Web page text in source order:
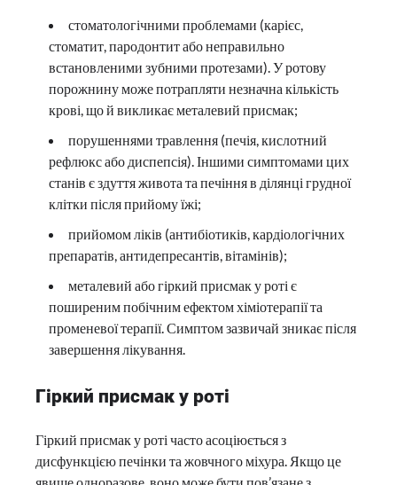
стоматологічними проблемами (карієс,
стоматит, пародонтит або неправильно
встановленими зубними протезами). У ротову
порожнину може потрапляти незначна кількість
крові, що й викликає металевий присмак;
порушеннями травлення (печія, кислотний
рефлюкс або диспепсія). Іншими симптомами цих
станів є здуття живота та печіння в ділянці грудної
клітки після прийому їжі;
прийомом ліків (антибіотиків, кардіологічних
препаратів, антидепресантів, вітамінів);
металевий або гіркий присмак у роті є
поширеним побічним ефектом хіміотерапії та
променевої терапії. Симптом зазвичай зникає після
завершення лікування.
Гіркий присмак у роті
Гіркий присмак у роті часто асоціюється з
дисфункцією печінки та жовчного міхура. Якщо це